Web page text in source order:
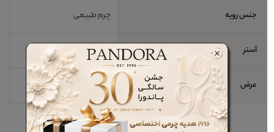
جنس رویه چرم طبیعی
آستر چرم طبیعی
عرض 3.5سانتیمتر